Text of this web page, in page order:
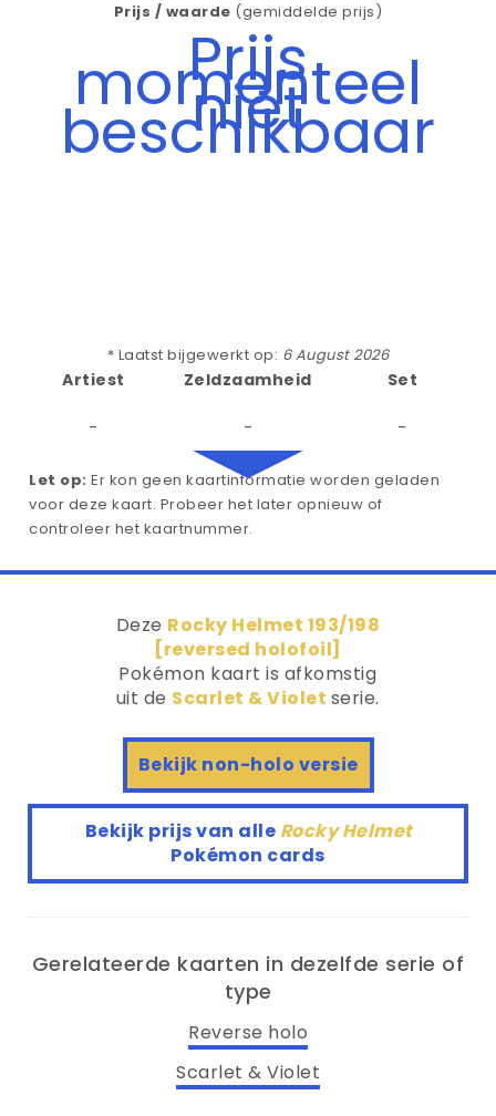
Prijs / waarde (gemiddelde prijs)
Prijs
momenteel
niet
beschikbaar
* Laatst bijgewerkt op: 6 August 2026
Artiest
-
Zeldzaamheid
-
Set
-
Let op: Er kon geen kaartinformatie worden geladen
voor deze kaart. Probeer het later opnieuw of
controleer het kaartnummer.
Deze Rocky Helmet 193/198
[reversed holofoil]
Pokémon kaart is afkomstig
uit de Scarlet & Violet serie.
Bekijk non-holo versie
Bekijk prijs van alle Rocky Helmet
Pokémon cards
Gerelateerde kaarten in dezelfde serie of
type
Reverse holo
Scarlet & Violet